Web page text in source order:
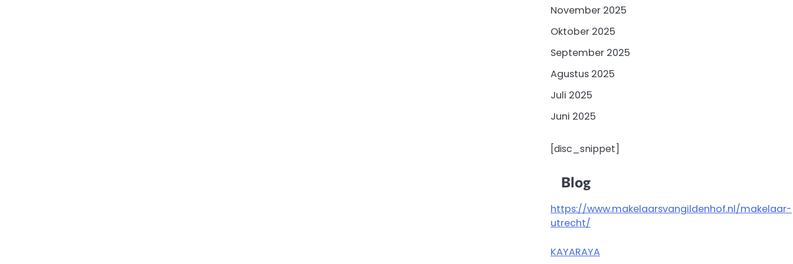
November 2025
Oktober 2025
September 2025
Agustus 2025
Juli 2025
Juni 2025
[disc_snippet]
Blog
https://www.makelaarsvangildenhof.nl/makelaar-
utrecht/
KAYARAYA